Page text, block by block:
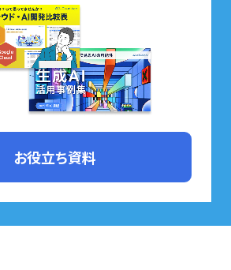
お役立ち資料